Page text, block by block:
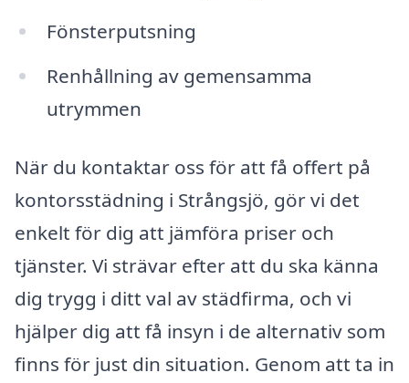
Fönsterputsning
Renhållning av gemensamma
utrymmen
När du kontaktar oss för att få offert på
kontorsstädning i Strångsjö, gör vi det
enkelt för dig att jämföra priser och
tjänster. Vi strävar efter att du ska känna
dig trygg i ditt val av städfirma, och vi
hjälper dig att få insyn i de alternativ som
finns för just din situation. Genom att ta in